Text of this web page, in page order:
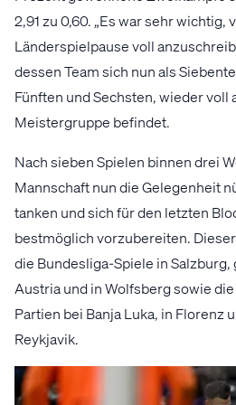
2,91 zu 0,60. „Es war sehr wichtig,
Länderspielpause voll
dessen Team sich nun als
Fünften und Sechsten, wieder voll
Meistergruppe befindet.
Nach sieben Spielen binnen drei
Mannschaft nun die Gelegenheit
tanken und sich für den letzten
bestmöglich vorzubereiten.
die Bundesliga-Spiele in
Austria und in Wolfsberg sowie
Partien bei Banja Luka, in Florenz
Reykjavik.